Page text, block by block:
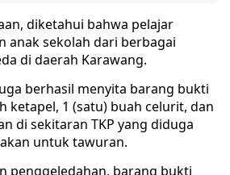
diketahui bahwa pelajar
anak sekolah dari berbagai
di daerah Karawang.
berhasil menyita barang bukti
ketapel, 1 (satu) buah celurit, dan
di sekitaran TKP yang diduga
untuk tawuran.
penggeledahan, barang bukti